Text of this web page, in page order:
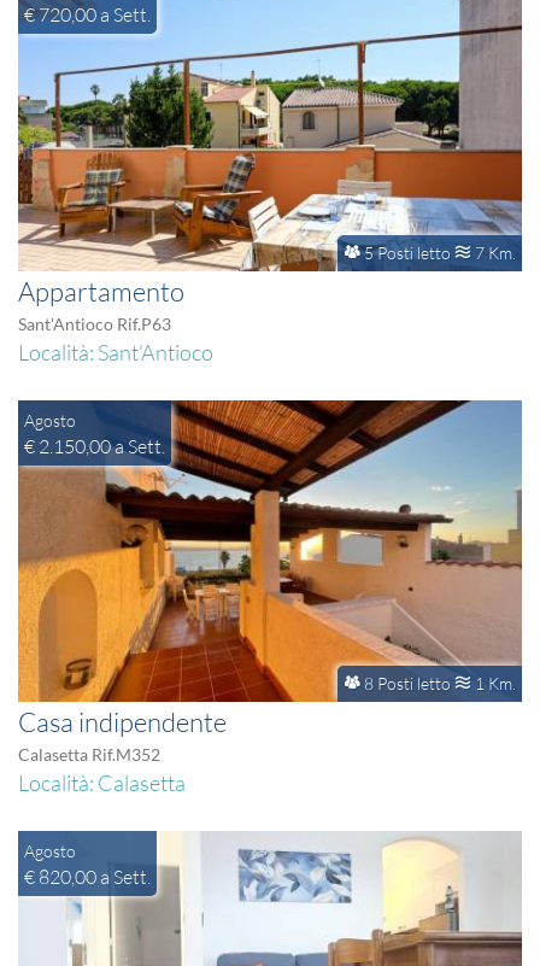
€ 720,00 a Sett.
5 Posti letto 7 Km.
Appartamento
Sant'Antioco Rif.P63
Località: Sant'Antioco
Agosto
€ 2.150,00 a Sett.
8 Posti letto 1 Km.
Casa indipendente
Calasetta Rif.M352
Località: Calasetta
Agosto
€ 820,00 a Sett.